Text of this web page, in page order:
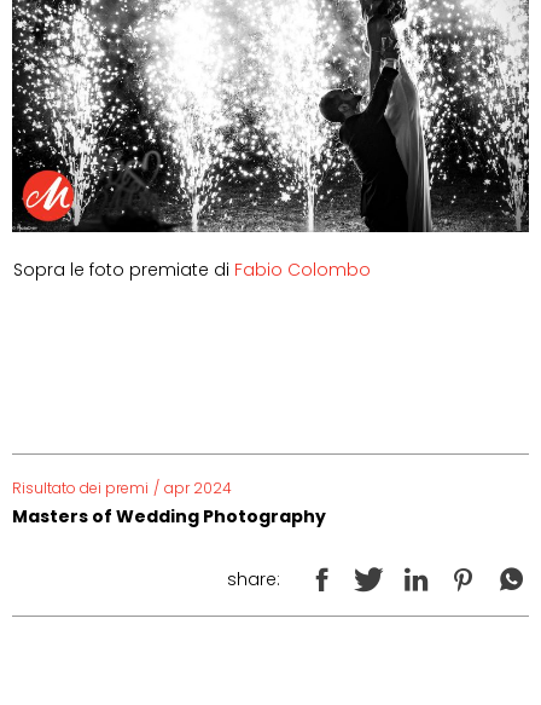
Sopra le foto premiate di Fabio Colombo
Risultato dei premi / apr 2024
Masters of Wedding Photography
share: